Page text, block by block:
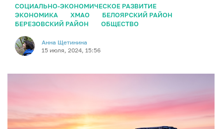
СОЦИАЛЬНО-ЭКОНОМИЧЕСКОЕ РАЗВИТИЕ
ЭКОНОМИКА
ХМАО
БЕЛОЯРСКИЙ РАЙОН
БЕРЕЗОВСКИЙ РАЙОН
ОБЩЕСТВО
Анна Щетинина
15 июля, 2024, 15:56